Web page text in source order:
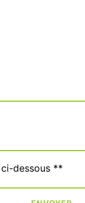
dessous **